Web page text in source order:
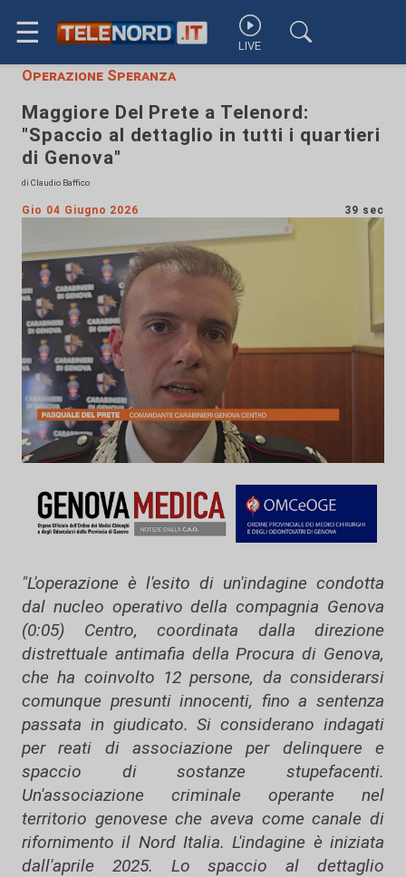
☰ LIVE
Operazione Speranza
Maggiore Del Prete a Telenord:
"Spaccio al dettaglio in tutti i quartieri
di Genova"
di Claudio Baffico
Gio 04 Giugno 2026 39 sec
"L'operazione è l'esito di un'indagine condotta
dal nucleo operativo della compagnia Genova
(0:05) Centro, coordinata dalla direzione
distrettuale antimafia della Procura di Genova,
che ha coinvolto 12 persone, da considerarsi
comunque presunti innocenti, fino a sentenza
passata in giudicato. Si considerano indagati
per reati di associazione per delinquere e
spaccio di sostanze stupefacenti.
Un'associazione criminale operante nel
territorio genovese che aveva come canale di
rifornimento il Nord Italia. L'indagine è iniziata
dall'aprile 2025. Lo spaccio al dettaglio